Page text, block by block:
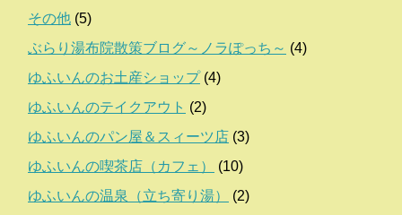
その他 (5)
ぶらり湯布院散策ブログ～ノラぽっち～ (4)
ゆふいんのお土産ショップ(4)
ゆふいんのテイクアウト (2)
ゆふいんのパン屋＆スィーツ店 (3)
ゆふいんの喫茶店（カフェ）
(10)
ゆふいんの温泉（立ち寄り湯）
(2)